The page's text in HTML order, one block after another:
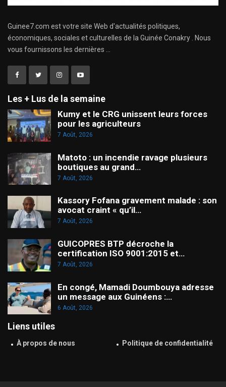
Guinee7.com est votre site Web d'actualités politiques,
économiques, sociales et culturelles de la Guinée Conakry . Nous
vous fournissons les dernières ...
Les + Lus de la semaine
Kumy et le CRG unissent leurs forces
pour les agriculteurs
7 Août, 2026
Matoto : un incendie ravage plusieurs
boutiques au grand…
7 Août, 2026
Kassory Fofana gravement malade : son
avocat craint « qu’il…
7 Août, 2026
GUICOPRES BTP décroche la
certification ISO 9001:2015 et…
7 Août, 2026
En congé, Mamadi Doumbouya adresse
un message aux Guinéens :…
6 Août, 2026
Liens utiles
À propos de nous Politique de confidentialité